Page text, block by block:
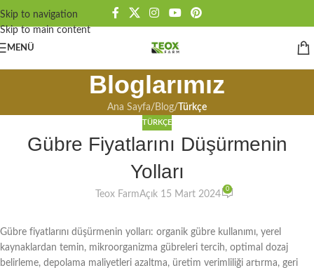
Skip to navigation
Skip to main content
MENÜ
Bloglarımız
Ana Sayfa/ Blog/ Türkçe
TÜRKÇE
Gübre Fiyatlarını Düşürmenin
Yolları
Teox FarmAçık 15 Mart 2024
0
Gübre fiyatlarını düşürmenin yolları: organik gübre kullanımı, yerel
kaynaklardan temin, mikroorganizma gübreleri tercih, optimal dozaj
belirleme, depolama maliyetleri azaltma, üretim verimliliği artırma, geri